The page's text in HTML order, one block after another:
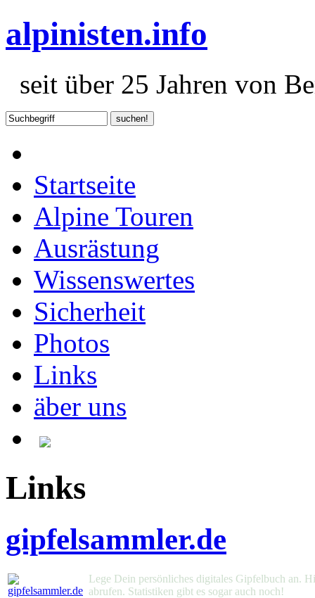
alpinisten.info
seit über 25 Jahren von
Startseite
Alpine Touren
Ausrästung
Wissenswertes
Sicherheit
Photos
Links
äber uns
Links
gipfelsammler.de
Lege Dein persönliches digitales Gipfelbuch an.
abrufen. Statistiken gibt es sogar auch noch!